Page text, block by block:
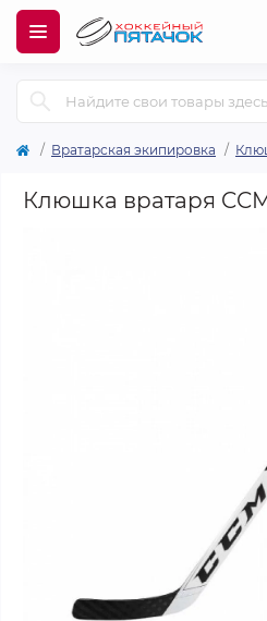
Вратарская экипировка
Клюшка вратаря CCM